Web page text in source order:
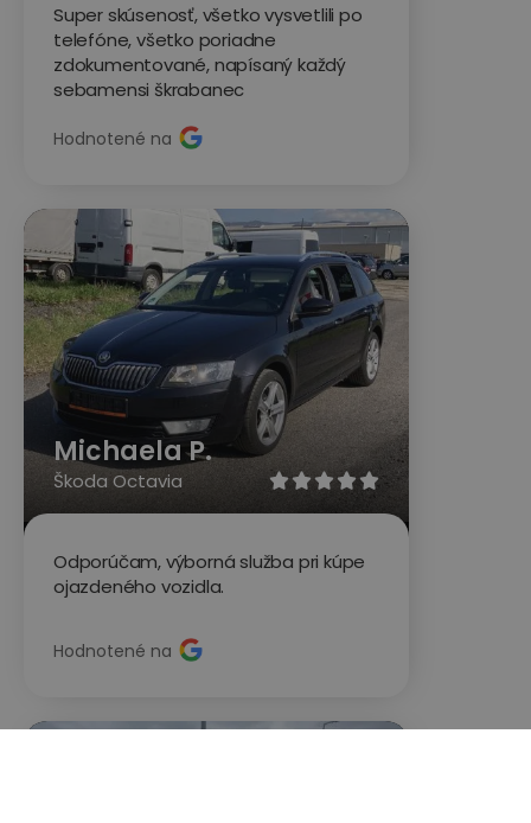
Super skúsenosť, všetko vysvetlili po
telefóne, všetko poriadne
zdokumentované, napísaný každý
sebamensi škrabanec
Hodnotené na
 
Michaela P.
Škoda Octavia
Odporúčam, výborná služba pri kúpe
ojazdeného vozidla.
Hodnotené na